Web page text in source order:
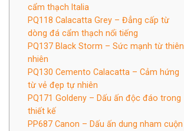
cẩm thạch Italia
PQ118 Calacatta Grey – Đẳng cấp từ
dòng đá cẩm thạch nổi tiếng
PQ137 Black Storm – Sức mạnh từ thiên
nhiên
PQ130 Cemento Calacatta – Cảm hứng
từ vẻ đẹp tự nhiên
PQ171 Goldeny – Dấu ấn độc đáo trong
thiết kế
PP687 Canon – Dấu ấn dung nham cuộn